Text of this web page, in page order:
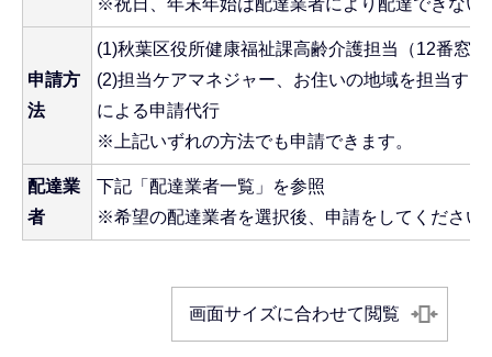
※祝日、年末年始は配達業者により配達できない
申請方
法
(1)秋葉区役所健康福祉課高齢介護担当（12番窓
(2)担当ケアマネジャー、お住いの地域を担当す
による申請代行
※上記いずれの方法でも申請できます。
配達業
者
下記「配達業者一覧」を参照
※希望の配達業者を選択後、申請をしてください
画面サイズに合わせて閲覧